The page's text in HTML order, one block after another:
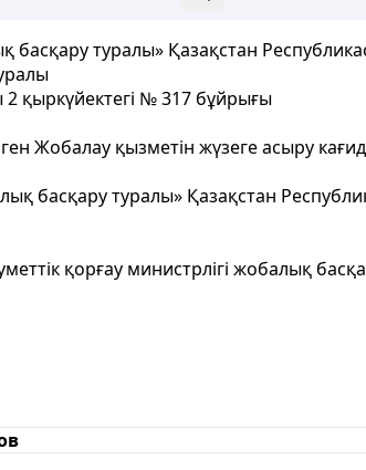
басқару туралы» Қазақстан
2 қыркүйектегі № 317 бұйрығы
Жобалау қызметін жүзеге асыру
басқару туралы» Қазақстан
қорғау министрлігі жобалық